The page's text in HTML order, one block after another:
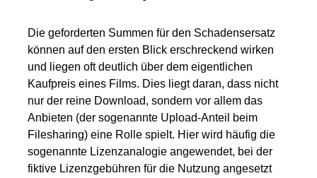
Die geforderten Summen für den Schadensersatz
können auf den ersten Blick erschreckend wirken
und liegen oft deutlich über dem eigentlichen
Kaufpreis eines Films. Dies liegt daran, dass nicht
nur der reine Download, sondern vor allem das
Anbieten (der sogenannte Upload-Anteil beim
Filesharing) eine Rolle spielt. Hier wird häufig die
sogenannte Lizenzanalogie angewendet, bei der
fiktive Lizenzgebühren für die Nutzung angesetzt